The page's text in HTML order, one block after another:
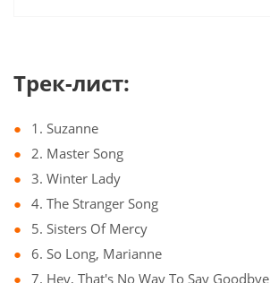
Трек-лист:
1. Suzanne
2. Master Song
3. Winter Lady
4. The Stranger Song
5. Sisters Of Mercy
6. So Long, Marianne
7. Hey, That's No Way To Say Goodbye